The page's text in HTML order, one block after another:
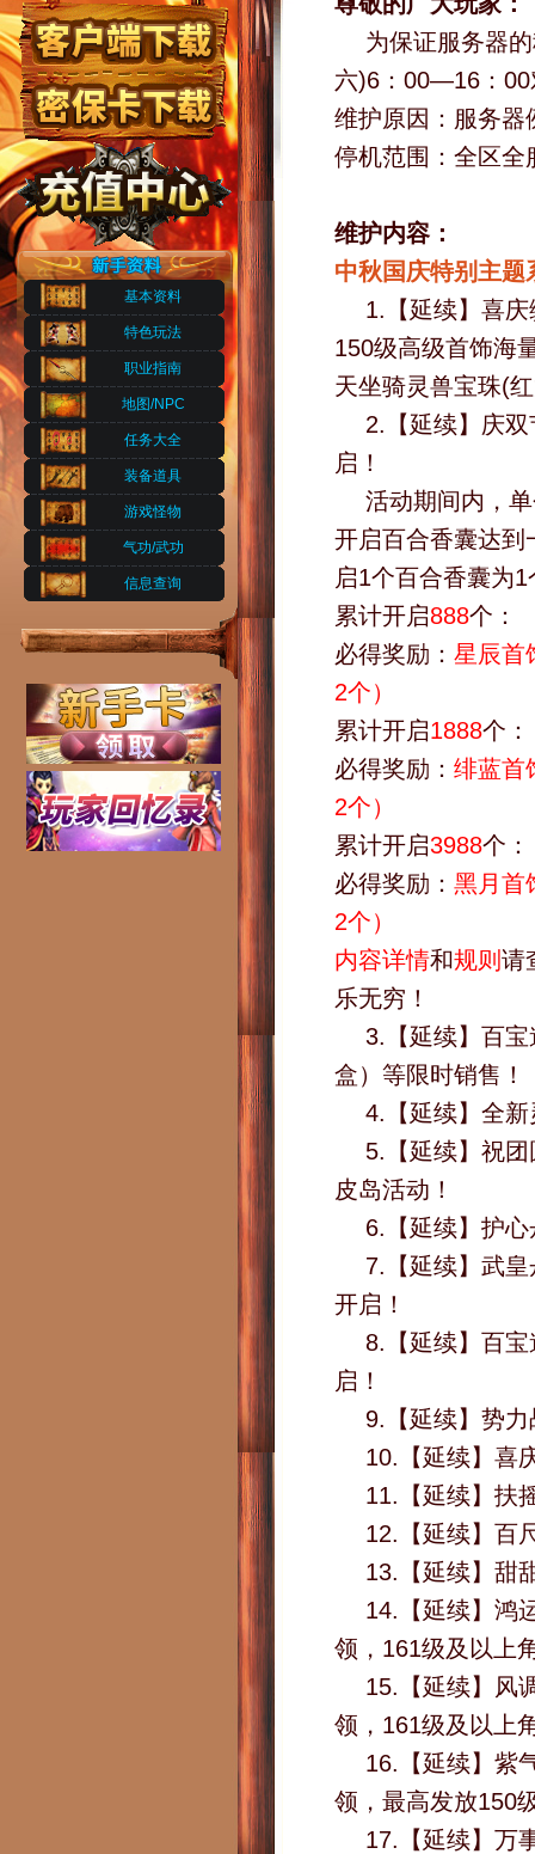
基本资料
特色玩法
职业指南
地图/NPC
任务大全
装备道具
游戏怪物
气功/武功
信息查询
为保证服务器
六)6：00—16：00
维护原因：服务器
停机范围：全区全
维护内容：
中秋国庆特别主题
1.【延续】喜
150级高级首饰海
天坐骑灵兽宝珠(
2.【延续】庆
启！
活动期间内，
开启百合香囊达到
启1个百合香囊为
累计开启888个：
必得奖励： 星辰首
2个）
累计开启1888个：
必得奖励： 绯蓝首
2个）
累计开启3988个：
必得奖励： 黑月首
2个）
内容详情和规则 请
乐无穷！
3.【延续】百
盒）等限时销售！
4.【延续】全
5.【延续】祝
皮岛活动！
6.【延续】护
7.【延续】武
开启！
8.【延续】百
启！
9.【延续】势
10.【延续】喜
11.【延续】扶
12.【延续】百
13.【延续】甜
14.【延续】鸿
领，161级及以上
15.【延续】风
领，161级及以上
16.【延续】紫
领，最高发放150
17.【延续】万